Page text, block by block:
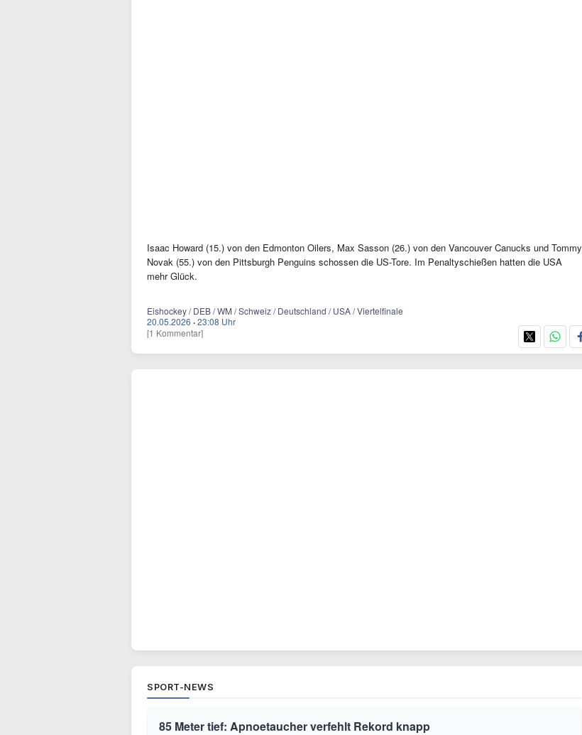
Isaac Howard (15.) von den Edmonton Oilers, Max Sasson (26.) von den Vancouver Canucks und Tommy
Novak (55.) von den Pittsburgh Penguins schossen die US-Tore. Im Penaltyschießen hatten die USA
mehr Glück.
Eishockey / DEB / WM / Schweiz / Deutschland / USA / Viertelfinale
20.05.2026 ·23:08 Uhr
[1 Kommentar]
SPORT-NEWS
85 Meter tief: Apnoetaucher verfehlt Rekord knapp